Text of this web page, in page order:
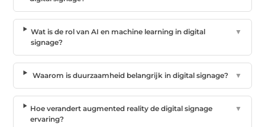
Wat is de rol van AI en machine learning in digital
signage?
▼
Waarom is duurzaamheid belangrijk in digital signage? ▼
Hoe verandert augmented reality de digital signage
ervaring?
▼